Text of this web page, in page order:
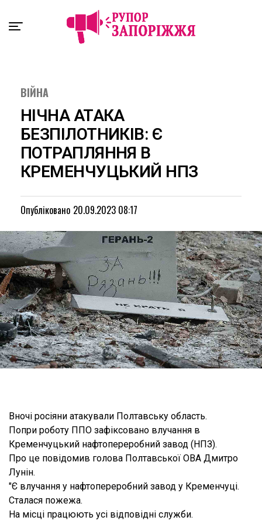
ВІЙНА
НІЧНА АТАКА
БЕЗПІЛОТНИКІВ: Є
ПОТРАПЛЯННЯ В
КРЕМЕНЧУЦЬКИЙ НПЗ
Опубліковано 20.09.2023 08:17
Вночі росіяни атакували Полтавську область.
Попри роботу ППО зафіксовано влучання в
Кременчуцький нафтопереробний завод (НПЗ).
Про це повідомив голова Полтавської ОВА Дмитро
Лунін.
"Є влучання у нафтопереробний завод у Кременчуці.
Сталася пожежа.
На місці працюють усі відповідні служби.
Exit mobile version